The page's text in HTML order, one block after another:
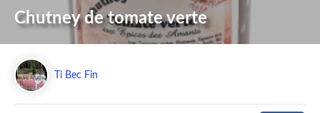
Chutney de tomate verte
Ti Bec Fin